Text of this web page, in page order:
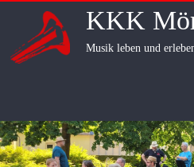
content
KKK
Musik leben und